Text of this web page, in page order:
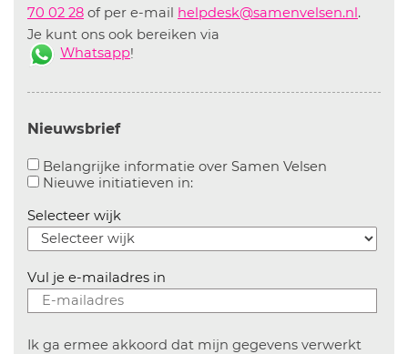
70 02 28 of per e-mail helpdesk@samenvelsen.nl.
Je kunt ons ook bereiken via
Whatsapp!
Nieuwsbrief
Belangrijke informatie over Samen Velsen
Nieuwe initiatieven in:Aanvinken om informatie over
Selecteer wijk
Vul je e-mailadres in
Ik ga ermee akkoord dat mijn gegevens verwerkt